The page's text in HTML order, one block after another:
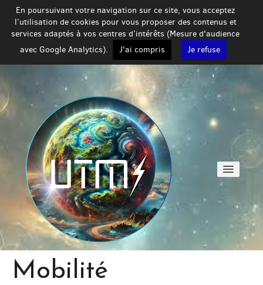
En poursuivant votre navigation sur ce site, vous acceptez
l’utilisation de cookies pour vous proposer des contenus et
services adaptés à vos centres d’intérêts (Mesure d'audience
avec Google Analytics).
J'ai compris Je refuse
AIDEZ NOUS / HELP US
Mobilité